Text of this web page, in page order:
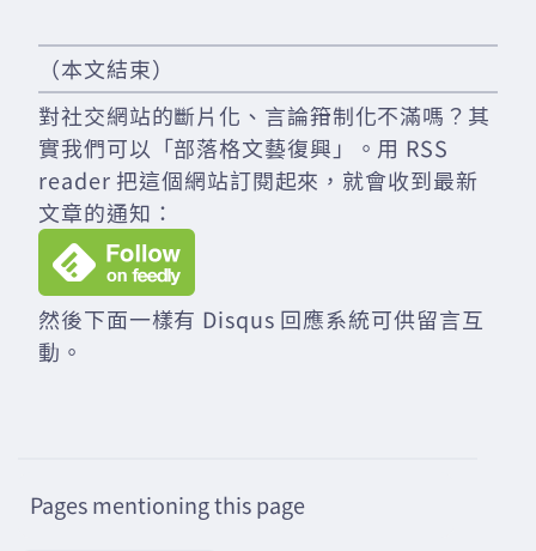
（本文結束）
對社交網站的斷片化、言論箝制化不滿嗎？其
實我們可以「部落格文藝復興」。用 RSS
reader 把這個網站訂閱起來，就會收到最新
文章的通知：
然後下面一樣有 Disqus 回應系統可供留言互
動。
Pages mentioning this page